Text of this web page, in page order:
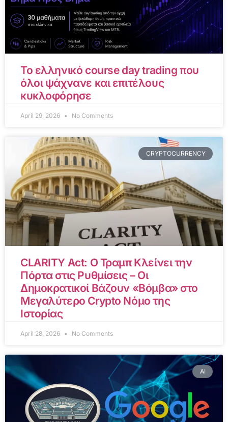
Το ελληνικό course day trading που
όλοι ψάχνανε και επιτέλους
κυκλοφόρησε
April 29, 2026 No Comments
CRYPTOCURRENCY
CLARITY Act: Ο Τραμπ Κλείνει την
Πόρτα στις Ρυθμίσεις – Οι
Δημοκρατικοί Βάζουν «Βόμβα» στο
Μεγαλύτερο Crypto Νόμο της
Ιστορίας
April 28, 2026 No Comments
AI